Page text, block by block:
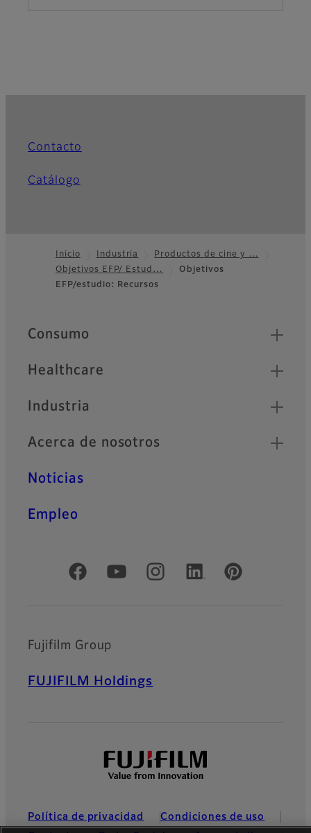
Contacto
Catálogo
Footer
Inicio Industria
Productos de cine y …
Objetivos EFP/ Estud…
Objetivos
EFP/estudio: Recursos
Quick Links
Consumo
Healthcare
Industria
Acerca de nosotros
Noticias
Empleo
Redes sociales oficiales
Fujifilm Group
FUJIFILM Holdings
Política de privacidad
Condiciones de uso